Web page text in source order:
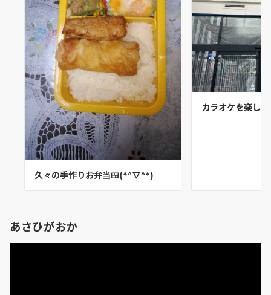
久々の手作りお弁当🍱(*^▽^*)
カラオケを楽し
あさひがおか